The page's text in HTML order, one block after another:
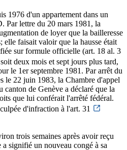
1976 d'un appartement dans un
Par lettre du 20 mars 1981, la
de loyer que la bailleresse
elle faisait valoir que la hausse était
sur formule officielle (art. 18 al. 3
deux mois et sept jours plus tard,
le 1er septembre 1981. Par arrêt du
le 22 juin 1983, la Chambre d'appel
canton de Genève a déclaré que la
que lui conférait l'arrêté fédéral.
d'infraction à l'art. 31
trois semaines après avoir reçu
signifié un nouveau congé à sa